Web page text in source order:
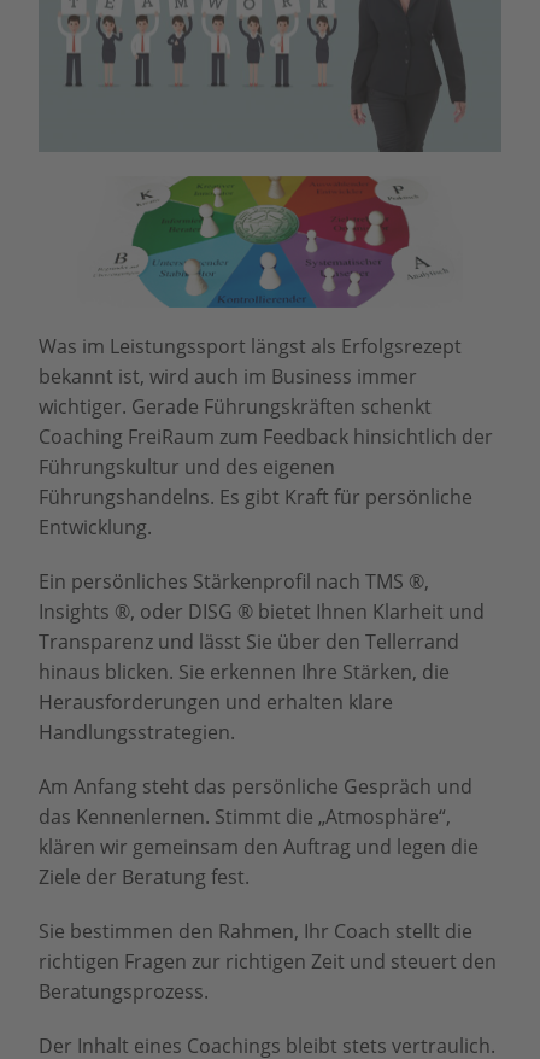
Was im Leistungssport längst als Erfolgsrezept
bekannt ist, wird auch im Business immer
wichtiger. Gerade Führungskräften schenkt
Coaching FreiRaum zum Feedback hinsichtlich der
Führungskultur und des eigenen
Führungshandelns. Es gibt Kraft für persönliche
Entwicklung.
Ein persönliches Stärkenprofil nach TMS ®,
Insights ®, oder DISG ® bietet Ihnen Klarheit und
Transparenz und lässt Sie über den Tellerrand
hinaus blicken. Sie erkennen Ihre Stärken, die
Herausforderungen und erhalten klare
Handlungsstrategien.
Am Anfang steht das persönliche Gespräch und
das Kennenlernen. Stimmt die „Atmosphäre“,
klären wir gemeinsam den Auftrag und legen die
Ziele der Beratung fest.
Sie bestimmen den Rahmen, Ihr Coach stellt die
richtigen Fragen zur richtigen Zeit und steuert den
Beratungsprozess.
Der Inhalt eines Coachings bleibt stets vertraulich.